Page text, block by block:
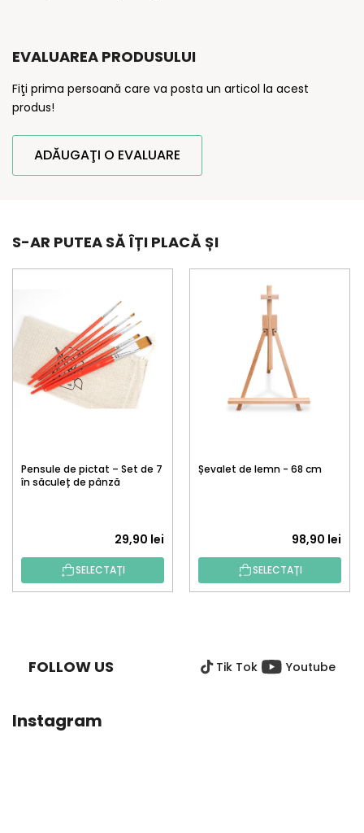
EVALUAREA PRODUSULUI
Fiţi prima persoană care va posta un articol la acest
produs!
ADĂUGAŢI O EVALUARE
S-AR PUTEA SĂ ÎȚI PLACĂ ȘI
Pensule de pictat – Set de 7
în săculeț de pânză
29,90 lei
SELECTAȚI
Șevalet de lemn - 68 cm
98,90 lei
SELECTAȚI
FOLLOW US Tik Tok Youtube
Instagram